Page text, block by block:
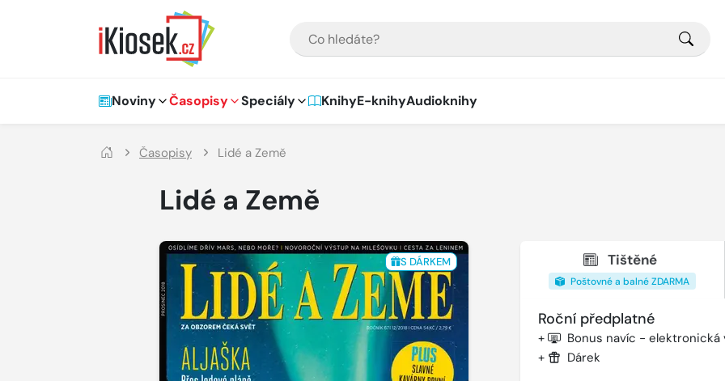
Hlavní navigace
Noviny Časopisy Speciály KnihyE-knihyAudioknihy
Časopisy Lidé a Země
Lidé a Země
S DÁRKEM Tištěné
Poštovné a balné ZDARMA
Roční předplatné
+ Bonus navíc - elektronická
+
Dárek